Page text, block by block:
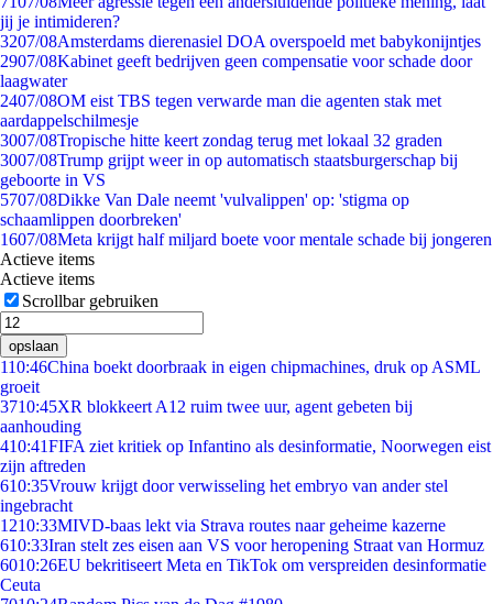
jij je intimideren?
3207/08Amsterdams dierenasiel DOA overspoeld met babykonijntjes
2907/08Kabinet geeft bedrijven geen compensatie voor schade door
laagwater
2407/08OM eist TBS tegen verwarde man die agenten stak met
aardappelschilmesje
3007/08Tropische hitte keert zondag terug met lokaal 32 graden
3007/08Trump grijpt weer in op automatisch staatsburgerschap bij
geboorte in VS
5707/08Dikke Van Dale neemt 'vulvalippen' op: 'stigma op
schaamlippen doorbreken'
1607/08Meta krijgt half miljard boete voor mentale schade bij jongeren
Actieve items
Actieve items
Scrollbar gebruiken
opslaan
110:46China boekt doorbraak in eigen chipmachines, druk op ASML
groeit
3710:45XR blokkeert A12 ruim twee uur, agent gebeten bij
aanhouding
410:41FIFA ziet kritiek op Infantino als desinformatie, Noorwegen eist
zijn aftreden
610:35Vrouw krijgt door verwisseling het embryo van ander stel
ingebracht
1210:33MIVD-baas lekt via Strava routes naar geheime kazerne
610:33Iran stelt zes eisen aan VS voor heropening Straat van Hormuz
6010:26EU bekritiseert Meta en TikTok om verspreiden desinformatie
Ceuta